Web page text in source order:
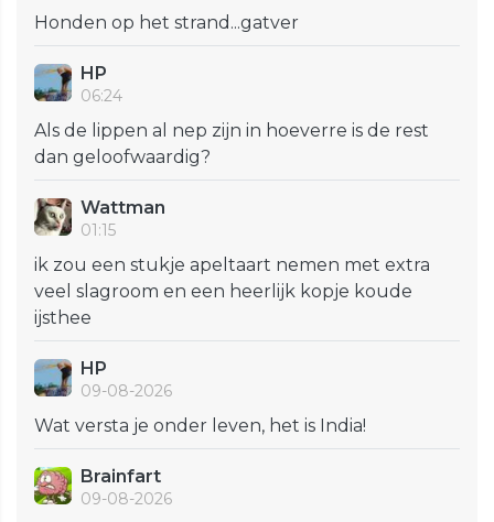
Honden op het strand...gatver
HP
06:24
Als de lippen al nep zijn in hoeverre is de rest
dan geloofwaardig?
Wattman
01:15
ik zou een stukje apeltaart nemen met extra
veel slagroom en een heerlijk kopje koude
ijsthee
HP
09-08-2026
Wat versta je onder leven, het is India!
Brainfart
09-08-2026